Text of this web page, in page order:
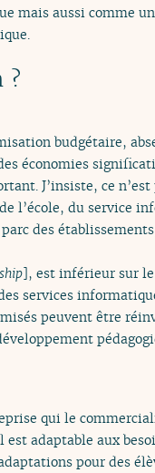
mais aussi comme
?
budgétaire,
économies
J’insiste, ce
l’école, du service
des
], est inférieur sur
services
peuvent être
qui le
adaptable aux
pour des